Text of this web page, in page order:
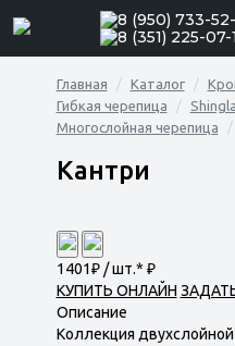
8 (950) 733-
8 (351) 225-07-
Главная Каталог
Гибкая черепица
Многослойная черепица
Кантри
1401₽ / шт.* ₽
КУПИТЬ ОНЛАЙН
Описание
Коллекция